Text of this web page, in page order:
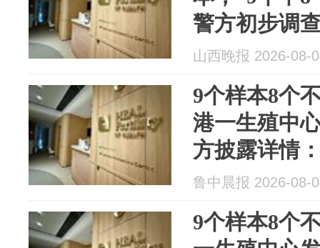
警方初步调
籍员工，抽
山西晚报 2026-08-
9个样本8个
港一生殖中
方披露详情
鲁中晨报 2026-08-
9个样本8个